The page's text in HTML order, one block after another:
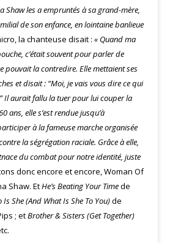
Shaw les a empruntés à sa grand-mère,
de son enfance, en lointaine banlieue
la chanteuse disait : « Quand ma
c’était souvent pour parler de
pouvait la contredire. Elle mettaient ses
et disait : “Moi, je vais vous dire ce qui
Il aurait fallu la tuer pour lui couper la
ans, elle s’est rendue jusqu’à
à la fameuse marche organisée
la ségrégation raciale. Grâce à elle,
du combat pour notre identité, juste
donc encore et encore, Woman Of
Shaw. EtHe’s Beating Your Timede
Is She (And What Is She To You)de
; etBrother & Sisters (Get Together)